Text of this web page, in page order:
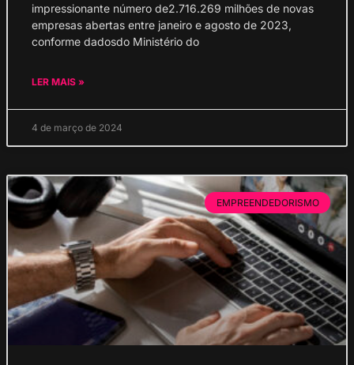
impressionante número de2.716.269 milhões de novas
empresas abertas entre janeiro e agosto de 2023,
conforme dadosdo Ministério do
LER MAIS »
4 de março de 2024
EMPREENDEDORISMO